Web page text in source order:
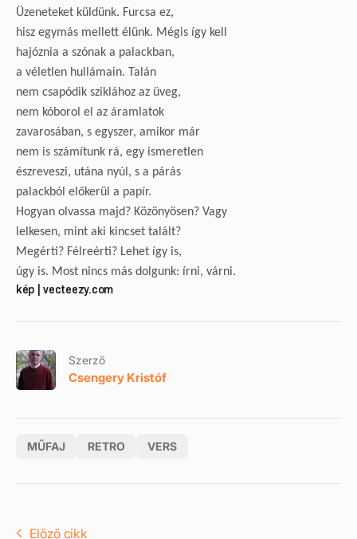
Üzeneteket küldünk. Furcsa ez,
hisz egymás mellett élünk. Mégis így kell
hajóznia a szónak a palackban,
a véletlen hullámain. Talán
nem csapódik sziklához az üveg,
nem kóborol el az áramlatok
zavarosában, s egyszer, amikor már
nem is számítunk rá, egy ismeretlen
észreveszi, utána nyúl, s a párás
palackból előkerül a papír.
Hogyan olvassa majd? Közönyösen? Vagy
lelkesen, mint aki kincset talált?
Megérti? Félreérti? Lehet így is,
úgy is. Most nincs más dolgunk: írni, várni.
kép | vecteezy.com
Szerző
Csengery Kristóf
MŰFAJ RETRO VERS
Előző cikk